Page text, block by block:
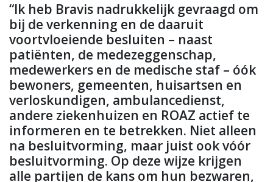
“Ik heb Bravis nadrukkelijk gevraagd om
bij de verkenning en de daaruit
voortvloeiende besluiten – naast
patiënten, de medezeggenschap,
medewerkers en de medische staf – óók
bewoners, gemeenten, huisartsen en
verloskundigen, ambulancedienst,
andere ziekenhuizen en ROAZ actief te
informeren en te betrekken. Niet alleen
na besluitvorming, maar juist ook vóór
besluitvorming. Op deze wijze krijgen
alle partijen de kans om hun bezwaren,